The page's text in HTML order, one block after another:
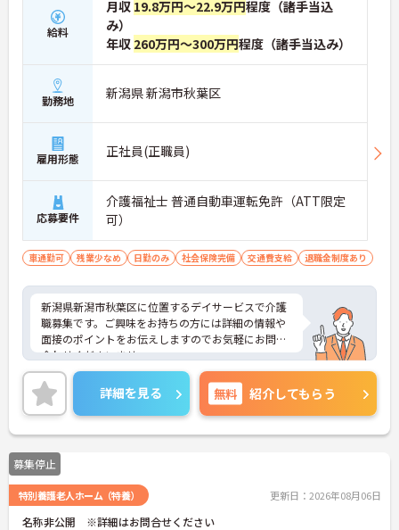
給料
月収 19.8万円～22.9万円程度（諸手当込
み）
年収 260万円～300万円程度（諸手当込み）
勤務地 新潟県 新潟市秋葉区
雇用形態 正社員(正職員)
応募要件
介護福祉士 普通自動車運転免許（ATT限定
可）
車通勤可 残業少なめ 日勤のみ 社会保険完備 交通費支給 退職金制度あり
新潟県新潟市秋葉区に位置するデイサービスで介護
職募集です。ご興味をお持ちの方には詳細の情報や
面接のポイントをお伝えしますのでお気軽にお問い
合わせくださいませ。
詳細を見る 無料 紹介してもらう
募集停止
特別養護老人ホーム（特養） 更新日：2026年08月06日
名称非公開 ※詳細はお問合せください